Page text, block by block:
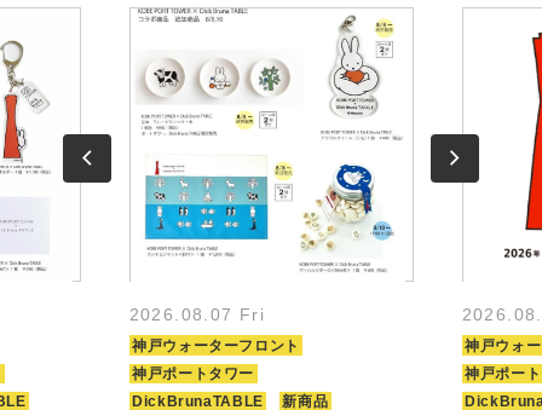
2026.08.07 Fri
神戸ウォーターフロント
神戸ポートタワー
DickBrunaTABLE
新商品
神戸ウォ
神戸ポー